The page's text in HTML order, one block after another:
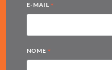
E-MAIL *
NOME *